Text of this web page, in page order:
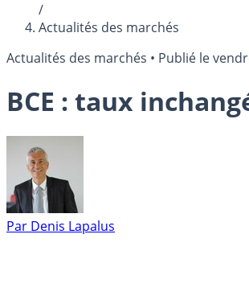
/
Actualités des marchés
Actualités des marchés • Publié le
BCE : taux
Par Denis Lapalus